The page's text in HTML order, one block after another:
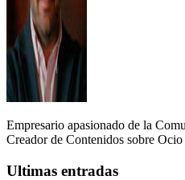
Empresario apasionado de la
Creador de Contenidos sobre
Ultimas entradas